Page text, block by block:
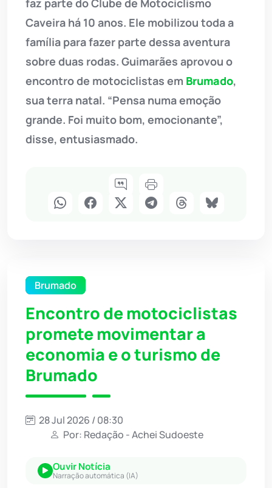
faz parte do Clube de Motociclismo
Caveira há 10 anos. Ele mobilizou toda a
família para fazer parte dessa aventura
sobre duas rodas. Guimarães aprovou o
encontro de motociclistas em Brumado,
sua terra natal. “Pensa numa emoção
grande. Foi muito bom, emocionante”,
disse, entusiasmado.
Brumado
Encontro de motociclistas
promete movimentar a
economia e o turismo de
Brumado
28 Jul 2026 / 08:30
Por: Redação - Achei Sudoeste
Ouvir Notícia
Narração automática (IA)